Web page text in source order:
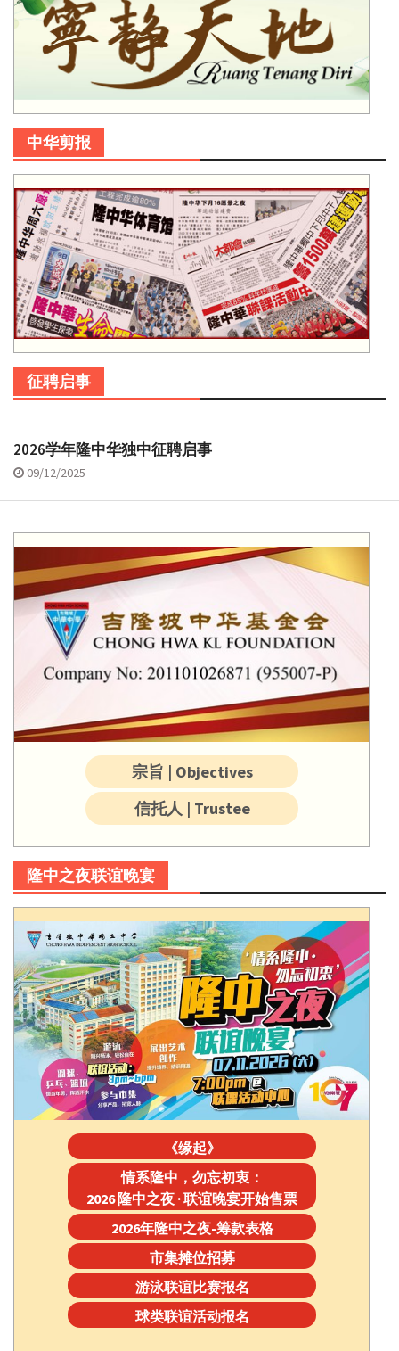
中华剪报
征聘启事
2026学年隆中华独中征聘启事
09/12/2025
宗旨 | Objectives
信托人 | Trustee
隆中之夜联谊晚宴
《缘起》
情系隆中，勿忘初衷：
2026 隆中之夜 · 联谊晚宴开始售票
2026年隆中之夜-筹款表格
市集摊位招募
游泳联谊比赛报名
球类联谊活动报名